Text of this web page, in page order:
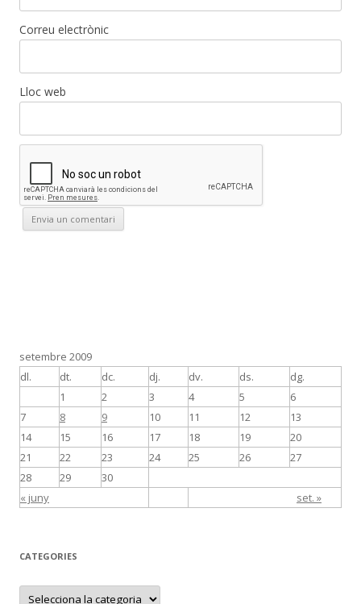
Correu electrònic
Lloc web
setembre 2009
dl.
dt. dc. dj. dv. ds. dg.
« juny set. »
1 2 3 4 5
6
7
8 9 10 11 12
13
14
15 16 17 18 19
20
21
22 23 24 25 26
27
28
29 30
CATEGORIES
C